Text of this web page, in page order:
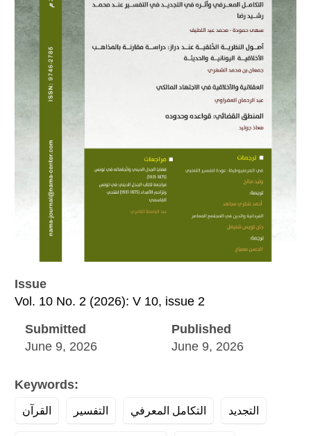
Issue
Vol. 10 No. 2 (2026): V 10, issue 2
Submitted
June 9, 2026
Published
June 9, 2026
Keywords:
القرآن التفسير التكامل المعرفي التجديد